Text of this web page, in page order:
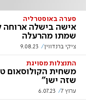
סערה באוסטרליה
אישה בישלה ארוחה
שמתו מהרעלה
ציקי ברנדווין 9.08.23
התנצלות מסויגת
משחית הקולוסאום
שזה ישן"
ערוץ 7 6.07.23